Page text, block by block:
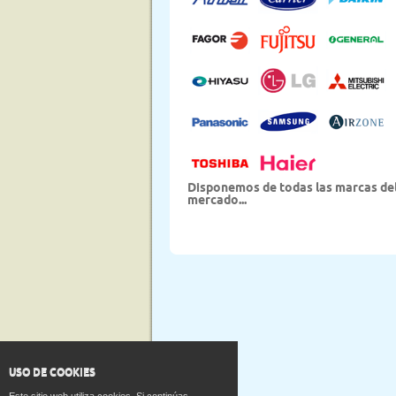
USO DE COOKIES
Disponemos de todas las marcas
mercado...